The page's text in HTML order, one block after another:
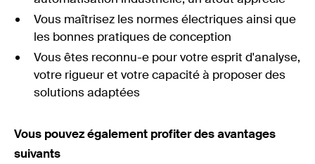
Vous maîtrisez les normes électriques ainsi que
les bonnes pratiques de conception
Vous êtes reconnu-e pour votre esprit d'analyse,
votre rigueur et votre capacité à proposer des
solutions adaptées
Vous pouvez également profiter des avantages
suivants